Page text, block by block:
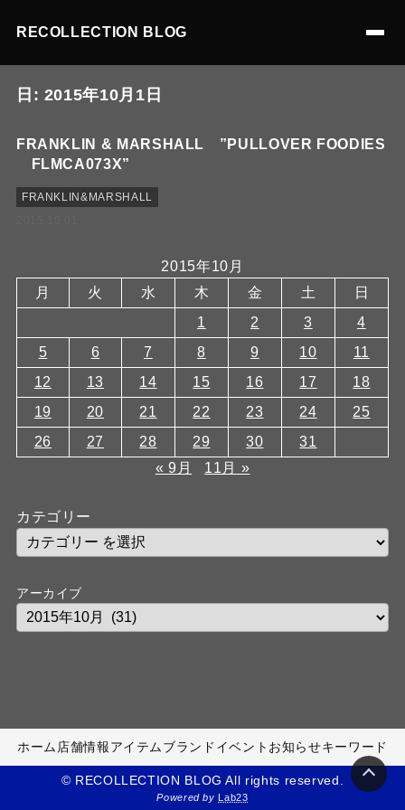
RECOLLECTION BLOG
日: 2015年10月1日
FRANKLIN & MARSHALL ”PULLOVER FOODIES
FLMCA073X”
FRANKLIN&MARSHALL
2015年10月
月
火 水 木 金 土
日
1
2 3
4
5
6 7 8 9 10
11
12
13 14 15 16 17
18
19
20 21 22 23 24
25
26
27 28 29 30
31
« 9月
11月 »
カテゴリー
アーカイブ
ホーム 店舗情報アイテムブランド イベント お知らせキーワード
© RECOLLECTION BLOG All rights reserved.
Powered byLab23